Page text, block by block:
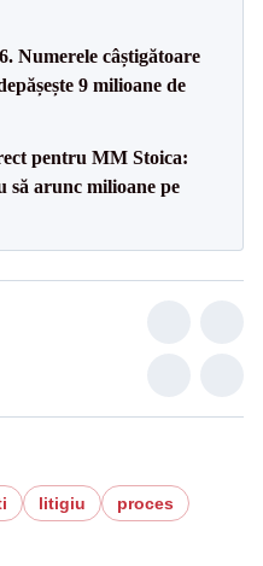
Numerele câștigătoare
9 milioane de
pentru MM Stoica:
să arunc milioane pe
litigiu
proces